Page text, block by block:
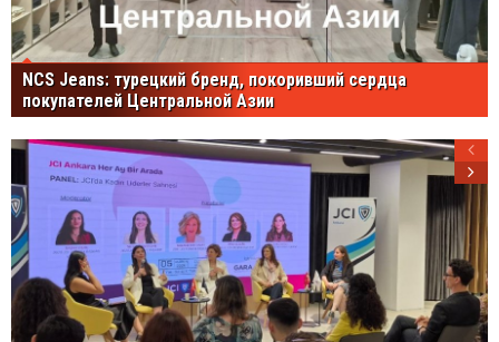
NCS Jeans: турецкий бренд, покоривший сердца
покупателей Центральной Азии